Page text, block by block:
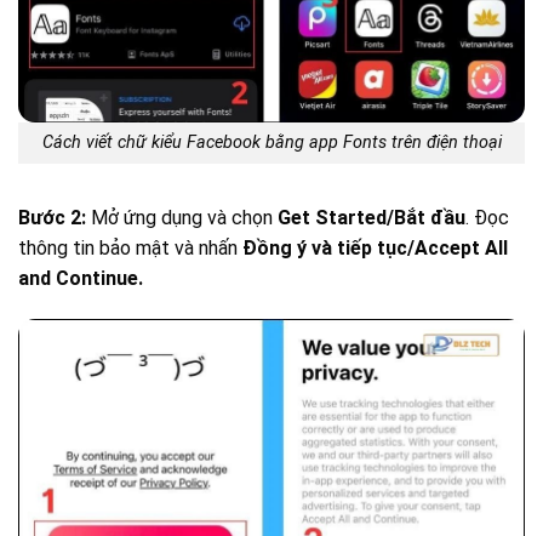
Cách viết chữ kiểu Facebook bằng app Fonts trên điện thoại
Bước 2: Mở ứng dụng và chọn Get Started/Bắt đầu. Đọc
thông tin bảo mật và nhấn Đồng ý và tiếp tục/Accept All
and Continue.